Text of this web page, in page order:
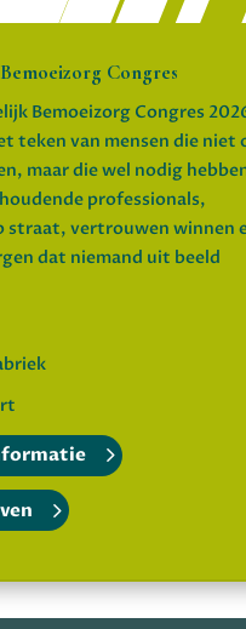
Congres
Bemoeizorg Congres
teken van mensen die niet
maar die wel nodig
professionals,
straat, vertrouwen winnen
dat niemand uit beeld